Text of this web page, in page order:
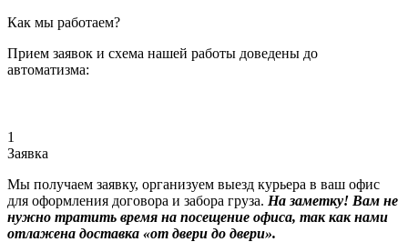
Как мы работаем?
Прием заявок и схема нашей работы доведены до
автоматизма:
1
Заявка
Мы получаем заявку, организуем выезд курьера в ваш офис
для оформления договора и забора груза. На заметку! Вам не
нужно тратить время на посещение офиса, так как нами
отлажена доставка «от двери до двери».